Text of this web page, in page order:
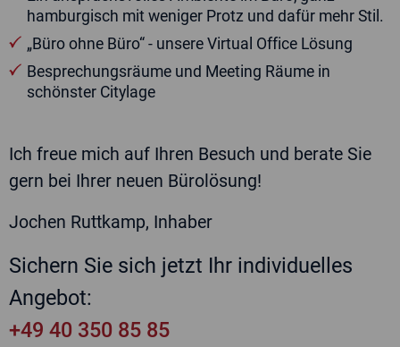
hamburgisch mit weniger Protz und dafür mehr Stil.
„Büro ohne Büro“ - unsere Virtual Office Lösung
Besprechungsräume und Meeting Räume in
schönster Citylage
Ich freue mich auf Ihren Besuch und berate Sie
gern bei Ihrer neuen Bürolösung!
Jochen Ruttkamp, Inhaber
Sichern Sie sich jetzt Ihr individuelles
Angebot:
+49 40 350 85 85